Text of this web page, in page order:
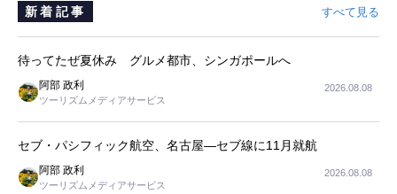
新着記事 すべて見る
待ってたぜ夏休み グルメ都市、シンガポールへ
阿部 政利
ツーリズムメディアサービス
2026.08.08
セブ・パシフィック航空、名古屋―セブ線に11月就航
阿部 政利
ツーリズムメディアサービス
2026.08.08